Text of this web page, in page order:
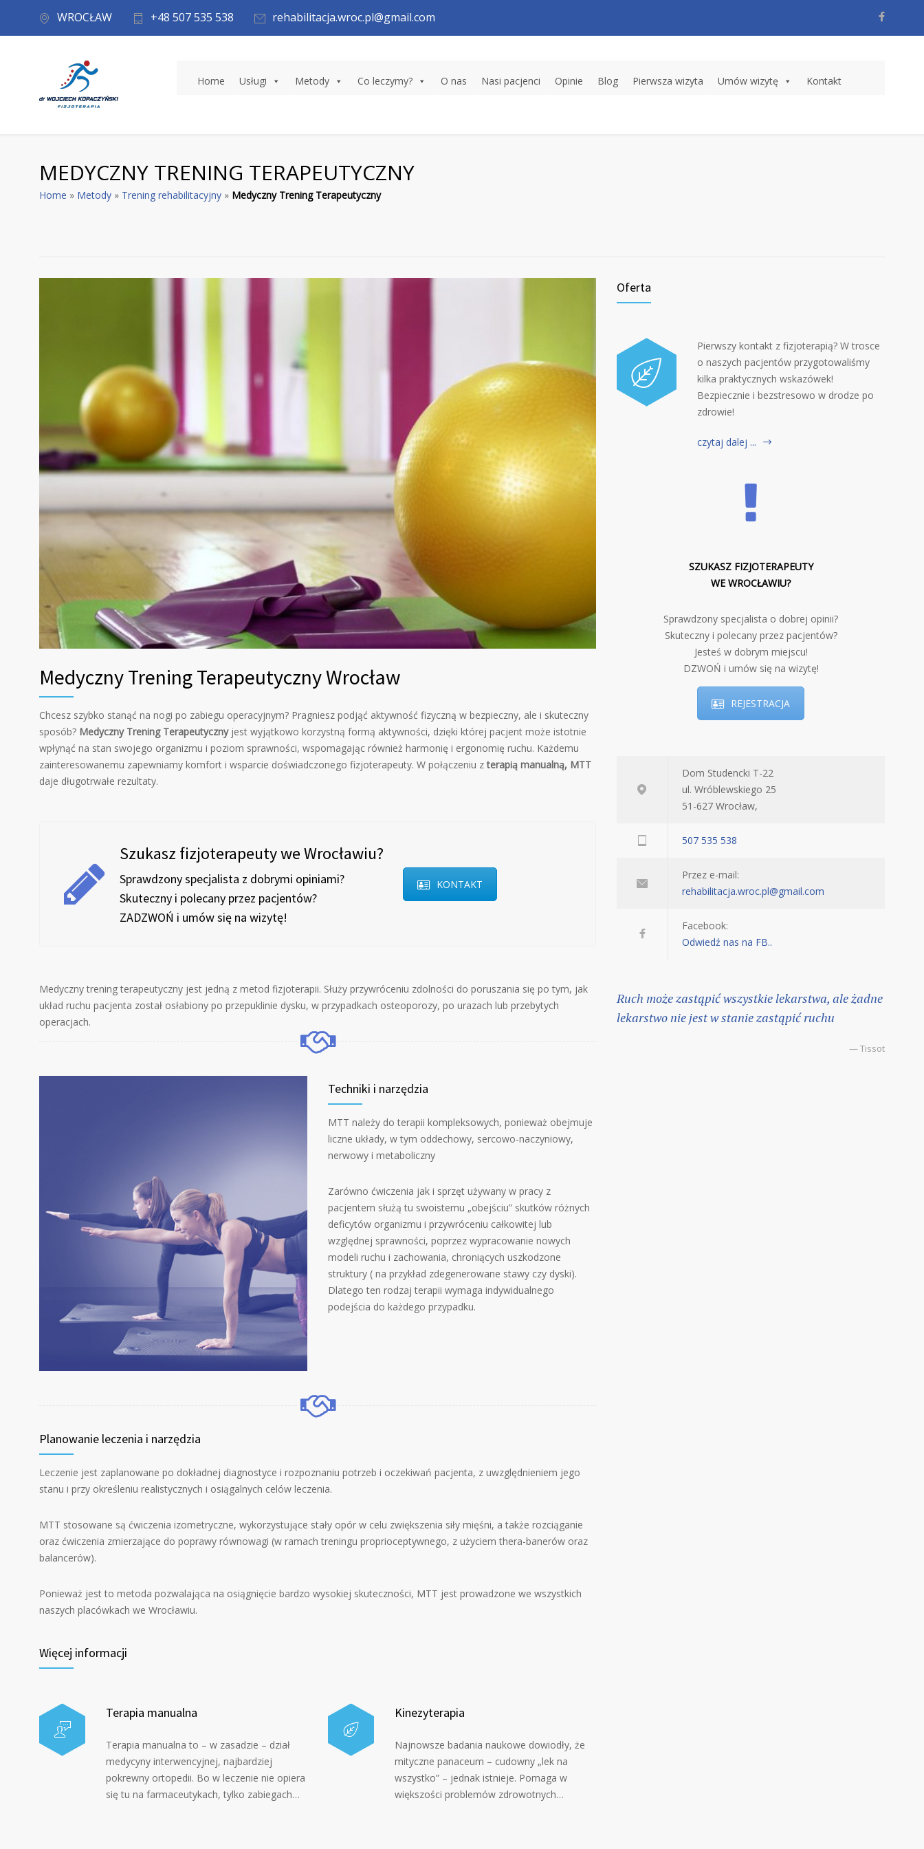
WROCŁAW +48 507 535 538 rehabilitacja.wroc.pl@gmail.com
Home Usługi Metody Co leczymy? O nas Nasi pacjenci Opinie Blog Pierwsza wizyta Umów wizytę Kontakt
MEDYCZNY TRENING TERAPEUTYCZNY
Home » Metody » Trening rehabilitacyjny » Medyczny Trening Terapeutyczny
Medyczny Trening Terapeutyczny Wrocław
Chcesz szybko stanąć na nogi po zabiegu operacyjnym? Pragniesz podjąć aktywność fizyczną w bezpieczny, ale i skuteczny
sposób? Medyczny Trening Terapeutycznyjest wyjątkowo korzystną formą aktywności, dzięki której pacjent może istotnie
wpłynąć na stan swojego organizmu i poziom sprawności, wspomagając również harmonię i ergonomię ruchu. Każdemu
zainteresowanemu zapewniamy komfort i wsparcie doświadczonego fizjoterapeuty. W połączeniu zterapią manualną, MTT
daje długotrwałe rezultaty.
Szukasz fizjoterapeuty we Wrocławiu?
Sprawdzony specjalista z dobrymi opiniami?
Skuteczny i polecany przez pacjentów?
ZADZWOŃ i umów się na wizytę!
KONTAKT
Medyczny trening terapeutyczny jest jedną z metod fizjoterapii. Służy przywróceniu zdolności do poruszania się po tym, jak
układ ruchu pacjenta został osłabiony po przepuklinie dysku, w przypadkach osteoporozy, po urazach lub przebytych
operacjach.
Techniki i narzędzia
MTT należy do terapii kompleksowych, ponieważ obejmuje
liczne układy, w tym oddechowy, sercowo-naczyniowy,
nerwowy i metaboliczny
Zarówno ćwiczenia jak i sprzęt używany w pracy z
pacjentem służą tu swoistemu „obejściu” skutków różnych
deficytów organizmu i przywróceniu całkowitej lub
względnej sprawności, poprzez wypracowanie nowych
modeli ruchu i zachowania, chroniących uszkodzone
struktury ( na przykład zdegenerowane stawy czy dyski).
Dlatego ten rodzaj terapii wymaga indywidualnego
podejścia do każdego przypadku.
Planowanie leczenia i narzędzia
Leczenie jest zaplanowane po dokładnej diagnostyce i rozpoznaniu potrzeb i oczekiwań pacjenta, z uwzględnieniem jego
stanu i przy określeniu realistycznych i osiągalnych celów leczenia.
MTT stosowane są ćwiczenia izometryczne, wykorzystujące stały opór w celu zwiększenia siły mięśni, a także rozciąganie
oraz ćwiczenia zmierzające do poprawy równowagi (w ramach treningu proprioceptywnego, z użyciem thera-banerów oraz
balancerów).
Ponieważ jest to metoda pozwalająca na osiągnięcie bardzo wysokiej skuteczności, MTT jest prowadzone we wszystkich
naszych placówkach we Wrocławiu.
Więcej informacji
Terapia manualna
Terapia manualna to – w zasadzie – dział
medycyny interwencyjnej, najbardziej
pokrewny ortopedii. Bo w leczenie nie opiera
się tu na farmaceutykach, tylko zabiegach…
Kinezyterapia
Najnowsze badania naukowe dowiodły, że
mityczne panaceum – cudowny „lek na
wszystko” – jednak istnieje. Pomaga w
większości problemów zdrowotnych…
Oferta
Pierwszy kontakt z fizjoterapią? W trosce
o naszych pacjentów przygotowaliśmy
kilka praktycznych wskazówek!
Bezpiecznie i bezstresowo w drodze po
zdrowie!
czytaj dalej ...
SZUKASZ FIZJOTERAPEUTY
WE WROCŁAWIU?
Sprawdzony specjalista o dobrej opinii?
Skuteczny i polecany przez pacjentów?
Jesteś w dobrym miejscu!
DZWOŃ i umów się na wizytę!
REJESTRACJA
Dom Studencki T-22
ul. Wróblewskiego 25
51-627 Wrocław,
507 535 538
Przez e-mail:
rehabilitacja.wroc.pl@gmail.com
Facebook:
Odwiedź nas na FB..
Ruch może zastąpić wszystkie lekarstwa, ale żadne
lekarstwo nie jest w stanie zastąpić ruchu
— Tissot